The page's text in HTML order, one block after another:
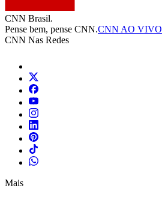
CNN Brasil.
Pense bem, pense CNN.CNN AO VIVO
CNN Nas Redes
Mais